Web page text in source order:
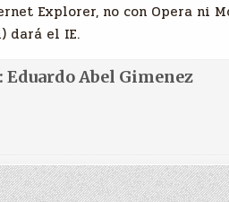
Explorer, no con Opera ni
dará el IE.
Eduardo Abel Gimenez